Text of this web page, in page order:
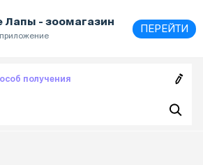
Лапы - зоомагазин
ПЕРЕЙТИ
получения